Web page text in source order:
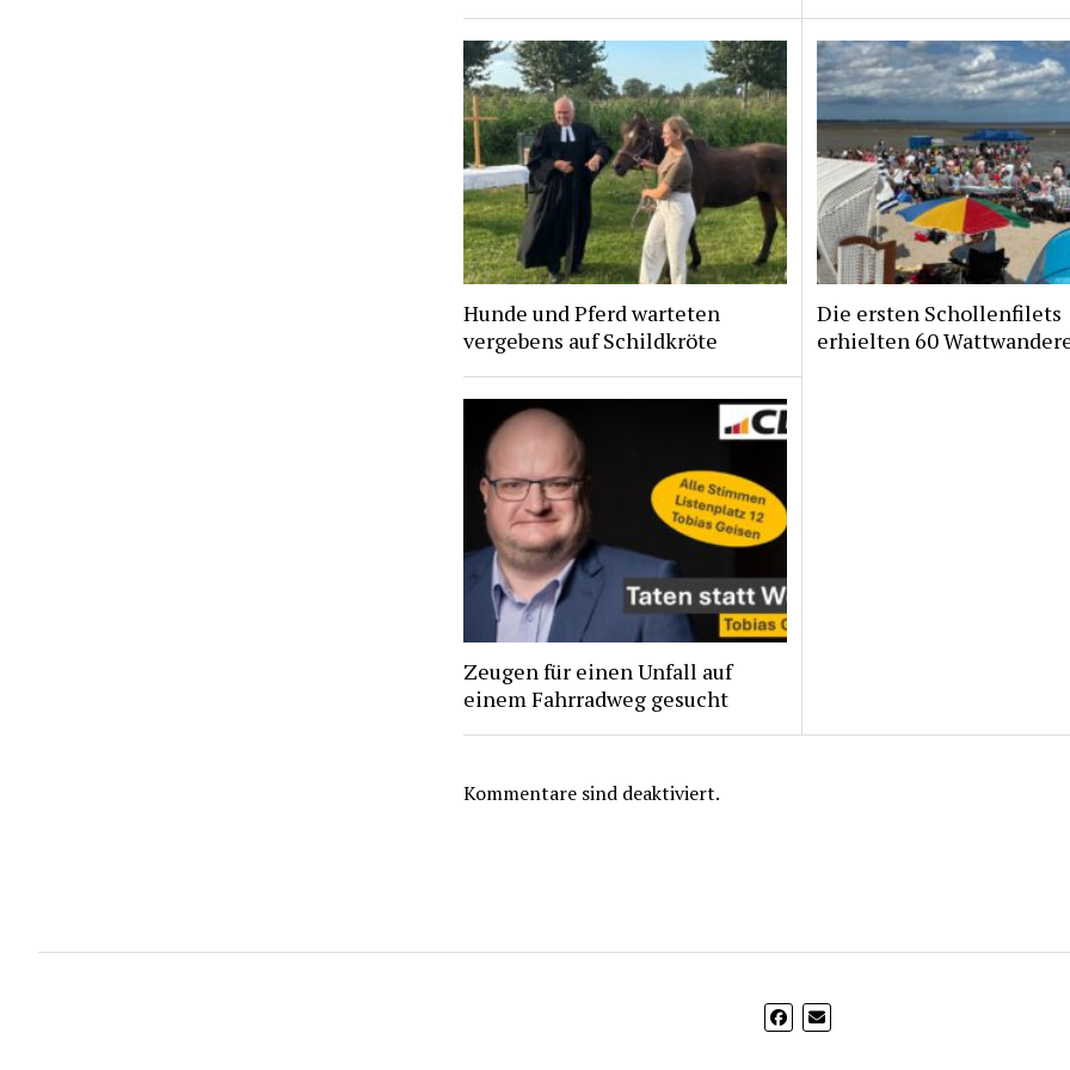
Hunde und Pferd warteten
vergebens auf Schildkröte
Die ersten Schollenfilets
erhielten 60
Zeugen für einen Unfall auf
einem Fahrradweg gesucht
Kommentare sind deaktiviert.